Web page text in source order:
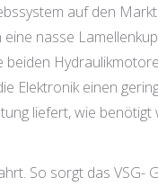
auf den
nasse
Elektronik einen
liefert, wie
So sorgt das VSG-